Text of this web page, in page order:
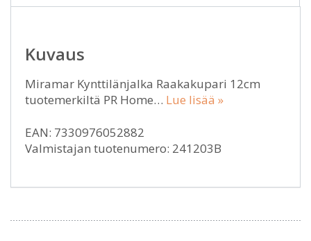
Kuvaus
Miramar Kynttilänjalka Raakakupari 12cm
tuotemerkiltä PR Home… Lue lisää »
EAN: 7330976052882
Valmistajan tuotenumero: 241203B